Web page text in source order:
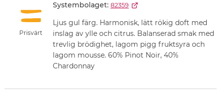
Prisvärt
Systembolaget: 82359
Ljus gul färg. Harmonisk, lätt rökig doft med
inslag av ylle och citrus. Balanserad smak med
trevlig brödighet, lagom pigg fruktsyra och
lagom mousse. 60% Pinot Noir, 40%
Chardonnay